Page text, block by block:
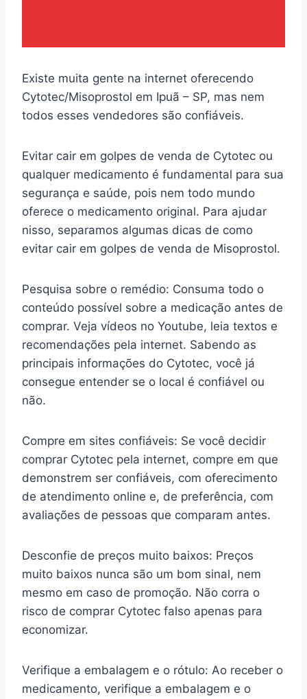
Existe muita gente na internet oferecendo
Cytotec/Misoprostol em Ipuã – SP, mas nem
todos esses vendedores são confiáveis.
Evitar cair em golpes de venda de Cytotec ou
qualquer medicamento é fundamental para sua
segurança e saúde, pois nem todo mundo
oferece o medicamento original. Para ajudar
nisso, separamos algumas dicas de como
evitar cair em golpes de venda de Misoprostol.
Pesquisa sobre o remédio: Consuma todo o
conteúdo possível sobre a medicação antes de
comprar. Veja vídeos no Youtube, leia textos e
recomendações pela internet. Sabendo as
principais informações do Cytotec, você já
consegue entender se o local é confiável ou
não.
Compre em sites confiáveis: Se você decidir
comprar Cytotec pela internet, compre em que
demonstrem ser confiáveis, com oferecimento
de atendimento online e, de preferência, com
avaliações de pessoas que comparam antes.
Desconfie de preços muito baixos: Preços
muito baixos nunca são um bom sinal, nem
mesmo em caso de promoção. Não corra o
risco de comprar Cytotec falso apenas para
economizar.
Verifique a embalagem e o rótulo: Ao receber o
medicamento, verifique a embalagem e o